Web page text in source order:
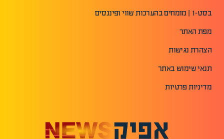
בסט-1 | מומחים בהערכות שווי ופיננסים
מפת האתר
הצהרת נגישות
תנאי שימוש באתר
מדיניות פרטיות